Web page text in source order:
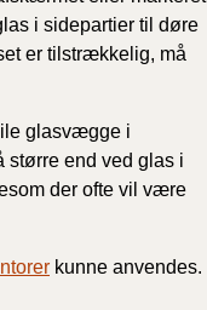
i sidepartier til døre
er tilstrækkelig, må
glasvægge i
større end ved glas i
der ofte vil være
kunne anvendes.